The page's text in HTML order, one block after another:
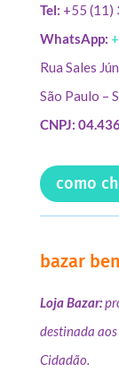
Tel: +55 (11)
WhatsApp:
Rua Sales
São Paulo –
CNPJ:
como
bazar
Loja Bazar:
destinada
Cidadão.